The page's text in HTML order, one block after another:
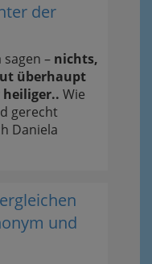
der
sagen – nichts,
überhaupt
Wie
gerecht
Daniela
und